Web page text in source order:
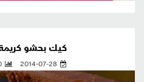
كيك بحشو كريمة
2014-07-28